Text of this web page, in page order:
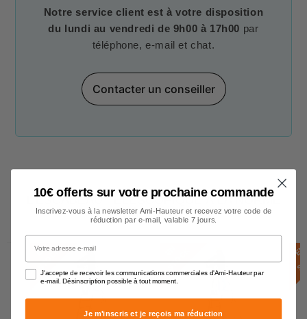
Notre service client est à votre disposition
du lundi au vendredi de 9h00 à 17h00 par
téléphone, e-mail et chat.
Contacter un conseiller
L’ESCABEAU TÉLESCOPIQUE À LA NORME
BÂTIMENT
E
N
S
T
O
C
K K E
N
S
T
O
C
10€ offerts sur votre prochaine commande
Inscrivez-vous à la newsletter Ami-Hauteur et recevez votre code de
réduction par e-mail, valable 7 jours.
Votre adresse e-mail
J'accepte de recevoir les communications commerciales d'Ami-Hauteur par
e-mail. Désinscription possible à tout moment.
Je m'inscris et je reçois ma réduction